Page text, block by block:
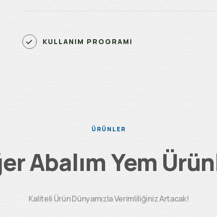
KULLANIM PROGRAMI
ÜRÜNLER
Abalım Yem
Kaliteli Ürün Dünyamızla Verimliliğiniz Artacak!